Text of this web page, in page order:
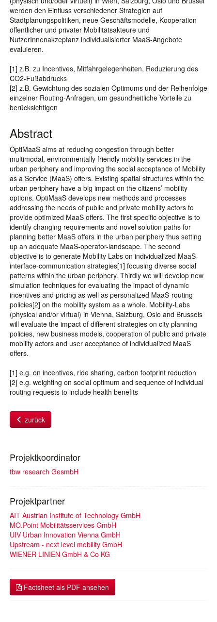
werden den Einfluss verschiedener Strategien auf
Stadtplanungspolitiken, neue Geschäftsmodelle, Kooperation
öffentlicher und privater Mobilitätsakteure und
NutzerInnenakzeptanz individualisierter MaaS-Angebote
evaluieren.
[1] z.B. zu Incentives, Mitfahrgelegenheiten, Reduzierung des
CO2-Fußabdrucks
[2] z.B. Gewichtung des sozialen Optimums und der Reihenfolge
einzelner Routing-Anfragen, um gesundheitliche Vorteile zu
berücksichtigen
Abstract
OptiMaaS aims at reducing congestion through better
multimodal, environmentally friendly mobility services in the
urban periphery and improving the social acceptance of Mobility
as a Service (MaaS) offers. Existing spatial structures within the
urban periphery have a big impact on the citizens’ mobility
options. OptiMaaS develops new methods and processes
addressing the needs of public and private mobility actors to
provide optimized MaaS offers. The first specific objective is to
identify changing requirements and novel solution paths for
planning better MaaS offers in the urban periphery thus setting
up an adequate MaaS-operator-landscape. The second
objective is to generate Mobility Labs on individualized MaaS-
interface-communication strategies[1] focusing diverse social
patterns within the urban periphery. Thirdly we will develop new
simulation techniques for evaluating the impact of dynamic
incentives and pricing as well as personalized MaaS-routing
policies[2] on the mobility system as a whole. Mobility-Labs
(physical and/or virtual) in Vienna, Salzburg, Oslo and Brussels
will evaluate the impact of different strategies on city planning
policies, new business models, cooperation of public and private
mobility actors and user acceptance of individualized MaaS
offers.
[1] e.g. on incentives, ride sharing, carbon footprint reduction
[2] e.g. weighting on social optimum and sequence of individual
routing requests to include health benefits
zurück
Projektkoordinator
tbw research GesmbH
Projektpartner
AIT Austrian Institute of Technology GmbH
MO.Point Mobilitätsservices GmbH
UIV Urban Innovation Vienna GmbH
Upstream - next level mobility GmbH
WIENER LINIEN GmbH & Co KG
Factsheet als PDF ansehen